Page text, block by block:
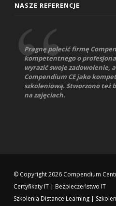
NASZE REFERENCJE
Pragnę polecić firmę
kompetentnego o
wyrazić swoje zadowolenie,
Compendium CE jako
szkoleniową. Stworzono też
na zajęciach.
© Copyright 2026 Compendium
Certyfikaty IT | Bezpieczeństwo IT
Szkolenia Distance Learning |